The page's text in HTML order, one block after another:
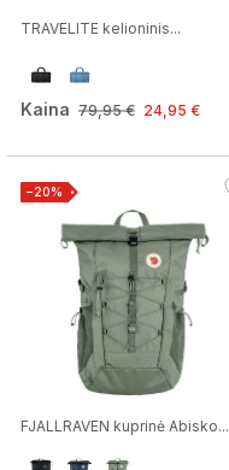
TRAVELITE kelioninis...
Kaina 79,95 € 24,95 €
−20%
FJALLRAVEN kuprinė Abisko...